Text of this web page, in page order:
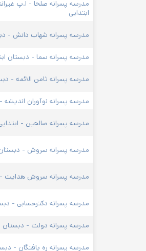
مدرسه پسرانه صلحا - ا.پ غیرانتفاعی - دبستان
مدرسه پسرانه شهاب دانش - دبستان ابتدایی
مدرسه پسرانه سما - دبستان ابتدایی
مدرسه پسرانه ثامن الائمه - دبستان ابتدایی
مدرسه پسرانه نوآوران اندیشه - دبستان ابتدایی
مدرسه پسرانه صالحین - ابتدایی
مدرسه پسرانه سروش - دبستان ابتدایی
مدرسه پسرانه سروش هدایت - دبستان ابتدایی
مدرسه پسرانه دکترحسابی - دبستان ابتدایی
مدرسه پسرانه دولت - دبستان ابتدایی
مدرسه پسرانه ره یافتگان - دبستان ابتدایی